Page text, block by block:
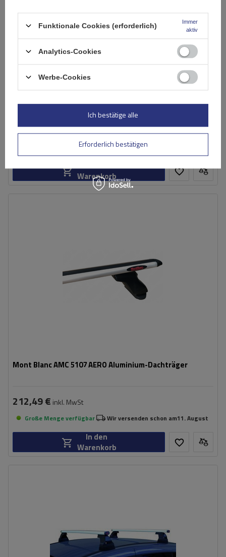
Mont Blanc AMC Universal-Dachgepäckträger aus Stahl
132,59 €inkl. MwSt
Große Menge verfügbar Wir versenden schon am
In den
Warenkorb
Mont Blanc AMC 5107 AERO Aluminium-Dachträger
212,49 € inkl. MwSt
Große Menge verfügbar Wir versenden schon am11. August
In den
Warenkorb
Funktionale Cookies (erforderlich)
Immer
aktiv
Analytics-Cookies
Werbe-Cookies
Erforderlich bestätigen
Ich bestätige alle